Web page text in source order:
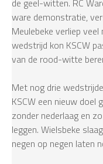
de geel-witten. RC
ware demonstratie,
Meulebeke verliep veel
wedstrijd kon KSCW
van de rood-witte
Met nog drie
KSCW een nieuw doel
zonder nederlaag en
leggen. Wielsbeke
negen op negen laten